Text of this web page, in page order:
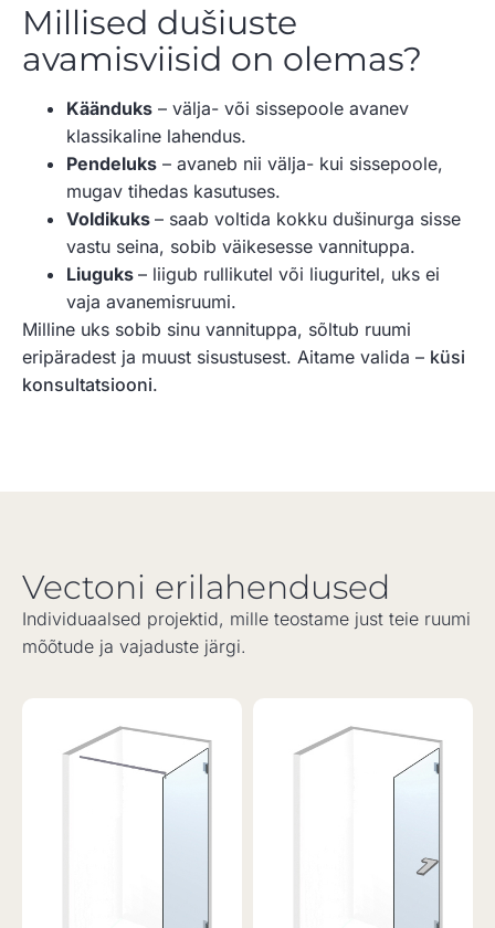
Millised dušiuste
avamisviisid on olemas?
Käänduks – välja- või sissepoole avanev
klassikaline lahendus.
Pendeluks – avaneb nii välja- kui sissepoole,
mugav tihedas kasutuses.
Voldikuks – saab voltida kokku dušinurga sisse
vastu seina, sobib väikesesse vannituppa.
Liuguks – liigub rullikutel või liuguritel, uks ei
vaja avanemisruumi.
Milline uks sobib sinu vannituppa, sõltub ruumi
eripäradest ja muust sisustusest. Aitame valida – küsi
konsultatsiooni.
Vectoni erilahendused
Individuaalsed projektid, mille teostame just teie ruumi
mõõtude ja vajaduste järgi.